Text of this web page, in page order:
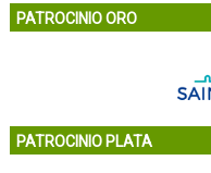
PATROCINIO ORO
PATROCINIO PLATA